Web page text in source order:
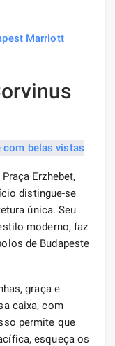
Marriott
Erzhebet,
distingue-se
única. Seu
moderno, faz
de Budapeste
graça e
caixa, com
permite que
esqueça os